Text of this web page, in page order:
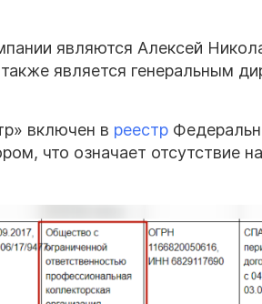
являются Алексей
является генеральным
включен в реестр
что означает отсутствие